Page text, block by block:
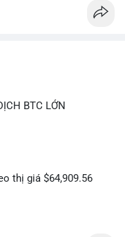
BTC LỚN
thị giá $64,909.56